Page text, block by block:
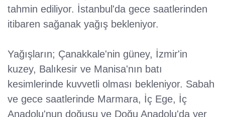
tahmin ediliyor. İstanbul'da gece saatlerinden
itibaren sağanak yağış bekleniyor.
Yağışların; Çanakkale'nin güney, İzmir'in
kuzey, Balıkesir ve Manisa'nın batı
kesimlerinde kuvvetli olması bekleniyor. Sabah
ve gece saatlerinde Marmara, İç Ege, İç
Anadolu'nun doğusu ve Doğu Anadolu'da yer